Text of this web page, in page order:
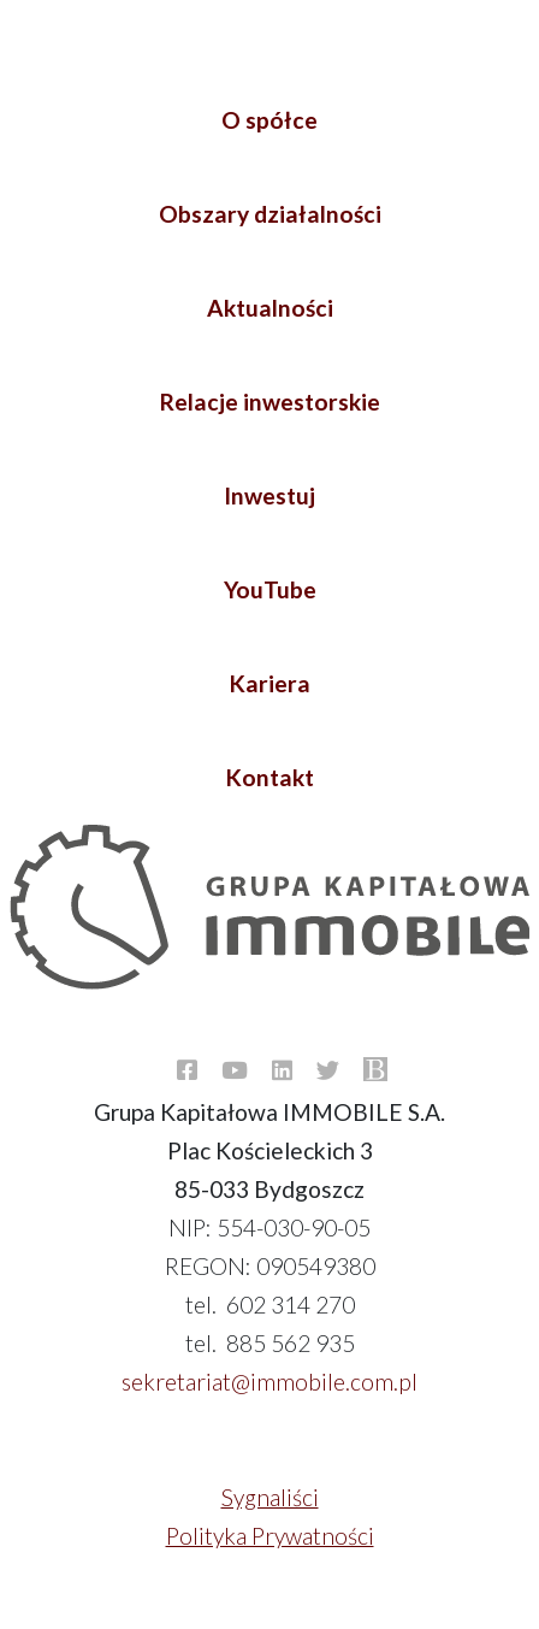
O spółce
Obszary działalności
Aktualności
Relacje inwestorskie
Inwestuj
YouTube
Kariera
Kontakt
Grupa Kapitałowa IMMOBILE S.A.
Plac Kościeleckich 3
85-033 Bydgoszcz
NIP: 554-030-90-05
REGON: 090549380
tel. 602 314 270
tel. 885 562 935
sekretariat@immobile.com.pl
Sygnaliści
Polityka Prywatności